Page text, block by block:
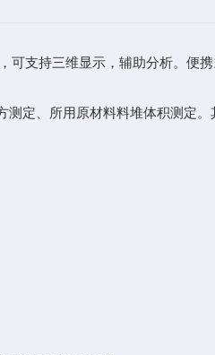
支持三维显示，辅助分析。便
、所用原材料料堆体积测定。